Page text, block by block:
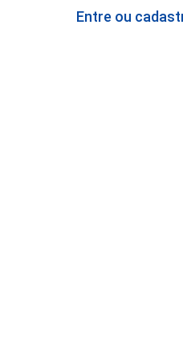
Entre ou